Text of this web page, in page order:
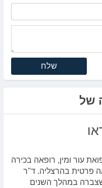
שלח
של
עור ומין, רופאה בכירה
פרטית בהרצליה. ד"ר
במהלך השנים